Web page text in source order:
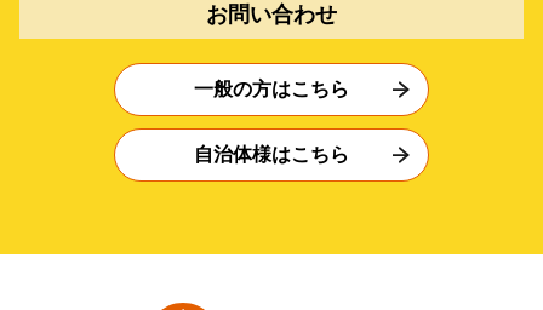
お問い合わせ
一般の方はこちら
自治体様はこちら